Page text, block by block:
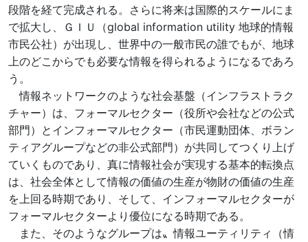
段階を経て完成される。さらに将来は国際的スケールにま
で拡大し、ＧＩＵ（global information utility 地球的情報
市民公社）が出現し、世界中の一般市民の誰でもが、地球
上のどこからでも必要な情報を得られるようになるであろ
う。
情報ネットワークのような社会基盤（インフラストラク
チャー）は、フォーマルセクター（役所や会社などの公式
部門）とインフォーマルセクター（市民運動団体、ボラン
ティアグループなどの非公式部門）が共同してつくり上げ
ていくものであり、真に情報社会が実現する基本的転換点
は、社会全体として情報の価値の生産が物財の価値の生産
を上回る時期であり、そして、インフォーマルセクターが
フォーマルセクターより優位になる時期である。
また、そのようなグループは〟情報ユーティリティ（情